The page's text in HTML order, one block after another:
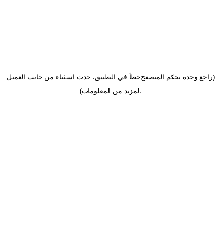
خطأ في التطبيق: حدث استثناء من جانب العميل(راجع وحدة تحكم المتصفح
لمزيد من المعلومات).